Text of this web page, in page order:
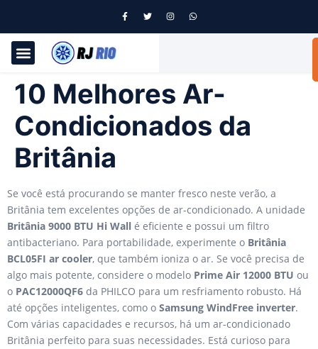
10 Melhores Ar-
Condicionados da
Britânia
Se você está procurando se manter fresco neste verão, a
Britânia tem excelentes opções de ar-condicionado. A unidade
Britânia 9000 BTU Hi Wall é eficiente e possui um filtro
antibacteriano. Para portabilidade, experimente o Britânia
BCL05FI ar cooler, que também ioniza o ar. Se você precisa de
algo mais potente, considere o modelo Prime Air 12000 BTU ou
o PAC12000QF6 da PHILCO para um resfriamento robusto. Há
até opções inteligentes, como o Samsung WindFree inverter.
Com várias capacidades e recursos, há um ar-condicionado
Britânia perfeito para suas necessidades. Está curioso para